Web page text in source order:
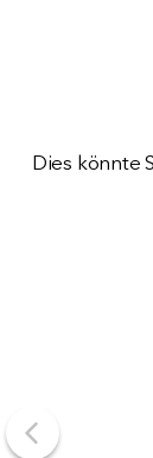
Dies könnte